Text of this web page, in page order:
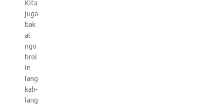
Kita
juga
bak
al
ngo
brol
in
lang
kah-
lang